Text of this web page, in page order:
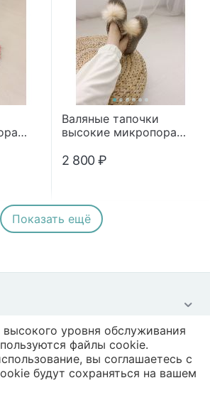
Валяные тапочки
высокие микропора
2 800 ₽
Показать ещё
уровня обслуживания
файлы cookie.
вы соглашаетесь с
будут сохраняться на вашем